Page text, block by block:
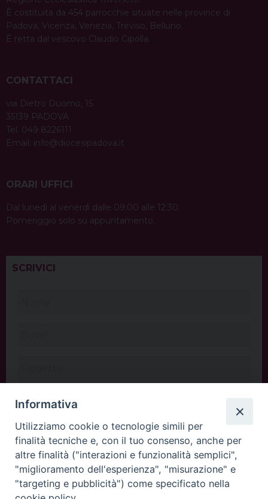
È costituita da 454 parrocchie situate nelle province di
Padova, Vicenza, Venezia, Treviso, Belluno.
È retta dal vescovo Claudio Cipolla.
CONTATTACI
via Dietro Duomo, 15
35139 PADOVA
Tel. 049 8226111
Email: info@diocesipadova.it
ORARI UFFICI
Dal lunedì al venerdì dalle 09:00 alle 12:30.
Pomeriggio solo su appuntamento.
SCRIVICI
Informativa
Utilizziamo cookie o tecnologie simili per
finalità tecniche e, con il tuo consenso, anche per
altre finalità ("interazioni e funzionalità semplici",
"miglioramento dell'esperienza", "misurazione" e
"targeting e pubblicità") come specificato nella